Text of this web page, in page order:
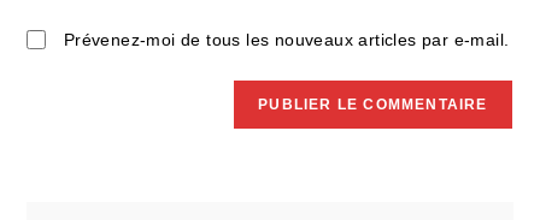
Prévenez-moi de tous les nouveaux articles par e-mail.